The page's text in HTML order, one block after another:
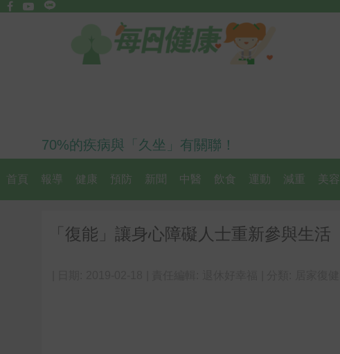
70%的疾病與「久坐」有關聯！
首頁 報導 健康 預防 新聞 中醫 飲食 運動 減重 美容
「復能」讓身心障礙人士重新參與生活